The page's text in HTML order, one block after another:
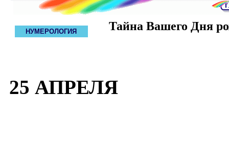
НУМЕРОЛОГИЯ Тайна Вашего Дня
25 АПРЕЛЯ